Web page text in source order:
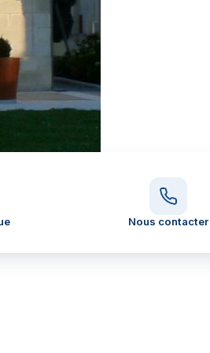
Nous contacter